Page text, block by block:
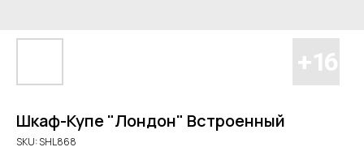
Шкаф-Купе "Лондон" Встроенный
SKU:SHL868